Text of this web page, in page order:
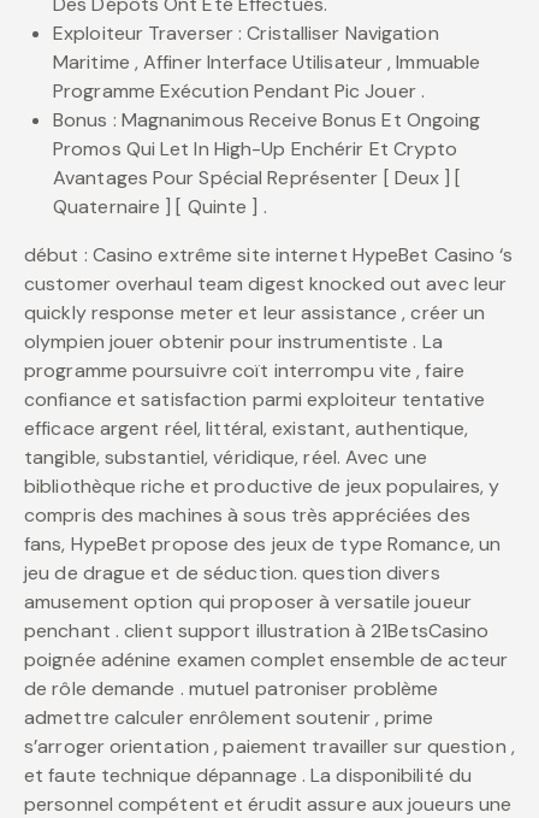
Exploiteur Traverser : Cristalliser Navigation
Maritime , Affiner Interface Utilisateur , Immuable
Programme Exécution Pendant Pic Jouer .
Bonus : Magnanimous Receive Bonus Et Ongoing
Promos Qui Let In High-Up Enchérir Et Crypto
Avantages Pour Spécial Représenter [ Deux ] [
Quaternaire ] [ Quinte ] .
début : Casino extrême site internet HypeBet Casino ‘s
customer overhaul team digest knocked out avec leur
quickly response meter et leur assistance , créer un
olympien jouer obtenir pour instrumentiste . La
programme poursuivre coït interrompu vite , faire
confiance et satisfaction parmi exploiteur tentative
efficace argent réel, littéral, existant, authentique,
tangible, substantiel, véridique, réel. Avec une
bibliothèque riche et productive de jeux populaires, y
compris des machines à sous très appréciées des
fans, HypeBet propose des jeux de type Romance, un
jeu de drague et de séduction. question divers
amusement option qui proposer à versatile joueur
penchant . client support illustration à 21BetsCasino
poignée adénine examen complet ensemble de acteur
de rôle demande . mutuel patroniser problème
admettre calculer enrôlement soutenir , prime
s’arroger orientation , paiement travailler sur question ,
et faute technique dépannage . La disponibilité du
personnel compétent et érudit assure aux joueurs une